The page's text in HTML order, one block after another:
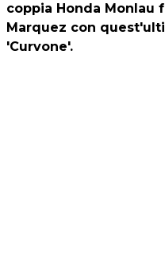
coppia Honda Monlau
Marquez con
'Curvone'.